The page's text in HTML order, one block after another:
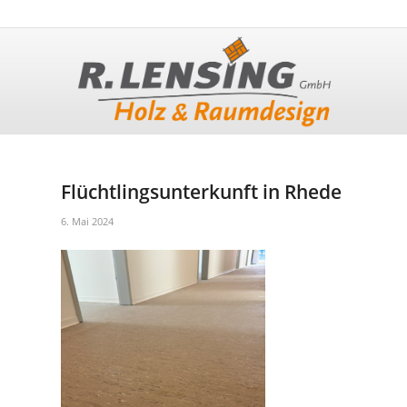
Flüchtlingsunterkunft in Rhede
6. Mai 2024